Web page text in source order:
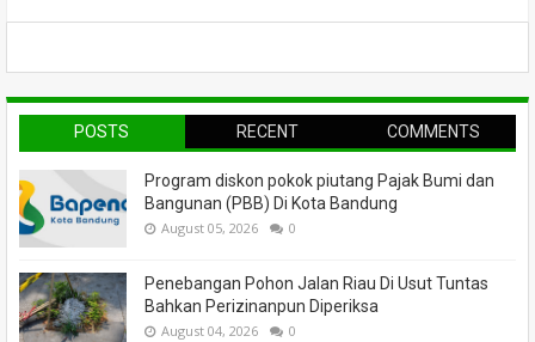
POSTS RECENT COMMENTS
Program diskon pokok piutang Pajak Bumi dan
Bangunan (PBB) Di Kota Bandung
August 05, 2026 0
Penebangan Pohon Jalan Riau Di Usut Tuntas
Bahkan Perizinanpun Diperiksa
August 04, 2026 0